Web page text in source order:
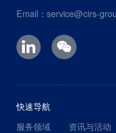
Email：service@cirs-
快速导航
服务领域
资讯与活动